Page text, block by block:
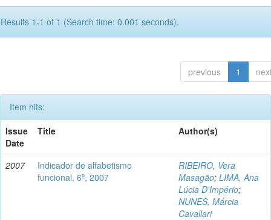
Results 1-1 of 1 (Search time: 0.001 seconds).
previous 1
Item hits:
Issue
Date
Title Author(s)
2007
Indicador de alfabetismo
funcional, 6º, 2007
RIBEIRO, Vera
Masagão; LIMA, Ana
Lúcia D'Império;
NUNES, Márcia
Cavallari